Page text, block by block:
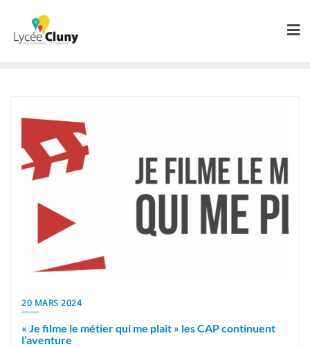
content
20 MARS 2024
« Je filme le métier qui me plait » les CAP continuent
l’aventure